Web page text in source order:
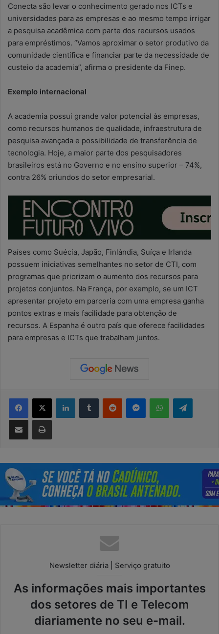
Conecta são levar o conhecimento gerado nos ICTs e
universidades para as empresas e ao mesmo tempo irrigar
a pesquisa acadêmica com parte dos recursos usados
para empréstimos. “Vamos aproximar o setor produtivo da
comunidade científica e financiar parte da necessidade de
custeio da academia”, afirma o presidente da Finep.
Exemplo internacional
A academia possui grande valor potencial às empresas,
como recursos humanos de qualidade, infraestrutura de
pesquisa avançada e possibilidade de transferência de
tecnologia. Hoje, a maior parte dos pesquisadores
brasileiros está no Governo e no ensino superior – 74%,
contra 26% oriundos do setor empresarial.
Países como Suécia, Japão, Finlândia, Suíça e Irlanda
possuem iniciativas semelhantes no setor de CTI, com
programas que priorizam o aumento dos recursos para
projetos conjuntos. Na França, por exemplo, se um ICT
apresentar projeto em parceria com uma empresa ganha
pontos extras e mais facilidade para obtenção de
recursos. A Espanha é outro país que oferece facilidades
para empresas e ICTs que trabalham juntos.
Newsletter diária | Serviço gratuito
As informações mais importantes
dos setores de TI e Telecom
diariamente no seu e-mail.